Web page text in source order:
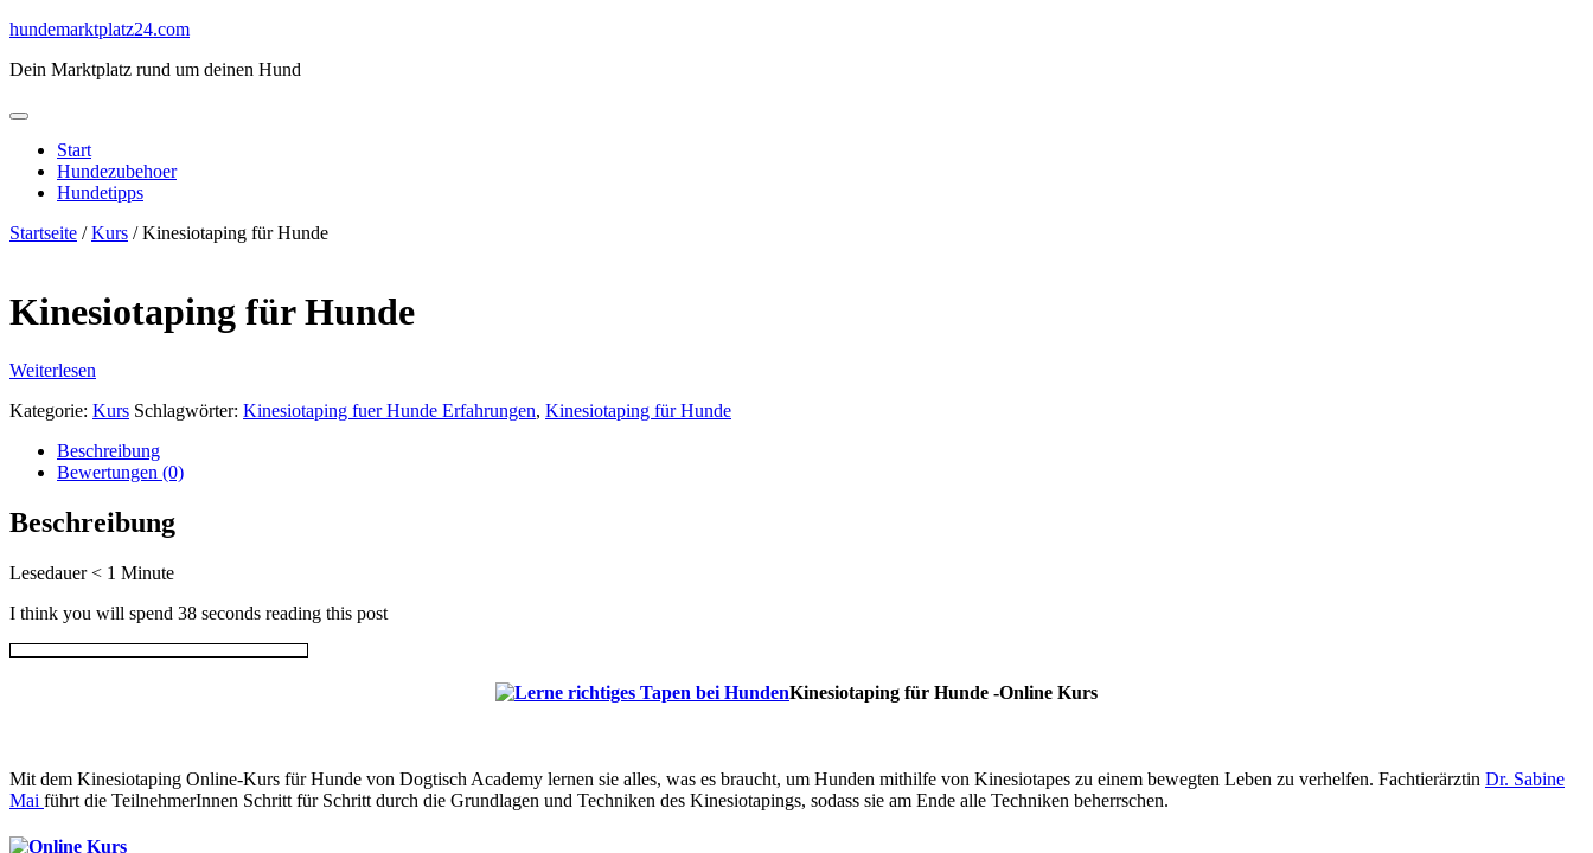
Skip
content
hundemarktplatz24.com
Dein Marktplatz rund um deinen Hund
Start
Hundezubehoer
Hundetipps
Startseite /Kurs / Kinesiotaping für Hunde
Kinesiotaping für Hunde
Weiterlesen
Kategorie: Kurs Schlagwörter: Kinesiotaping fuer Hunde Erfahrungen, Kinesiotaping für Hunde
Beschreibung
Bewertungen (0)
Beschreibung
Lesedauer < 1 Minute
I think you will spend 38 seconds reading this post
Kinesiotaping für Hunde -Online Kurs
Mit dem Kinesiotaping Online-Kurs für Hunde von Dogtisch Academy lernen sie alles, was es braucht, um Hunden mithilfe von Kinesiotapes zu einem bewegten Leben zu verhelfen. Fachtierärztin Dr. Sabine
Mai führt die TeilnehmerInnen Schritt für Schritt durch die Grundlagen und Techniken des Kinesiotapings, sodass sie am Ende alle Techniken beherrschen.